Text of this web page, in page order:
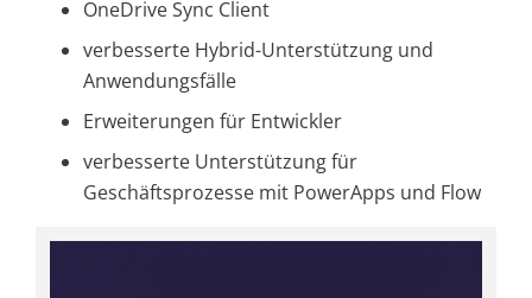
OneDrive Sync Client
verbesserte Hybrid-Unterstützung und
Anwendungsfälle
Erweiterungen für Entwickler
verbesserte Unterstützung für
Geschäftsprozesse mit PowerApps und Flow